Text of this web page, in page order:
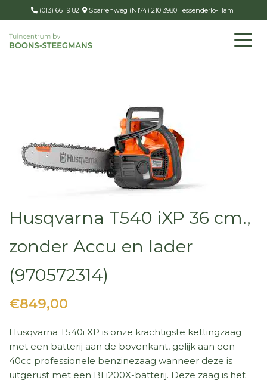
(013) 66 19 82 Sparrenweg (N174) 210 3980 Tessenderlo-Ham
Husqvarna T540 iXP 36 cm.,
zonder Accu en lader
(970572314)
€849,00
Husqvarna T540i XP is onze krachtigste kettingzaag
met een batterij aan de bovenkant, gelijk aan een
40cc professionele benzinezaag wanneer deze is
uitgerust met een BLi200X-batterij. Deze zaag is het